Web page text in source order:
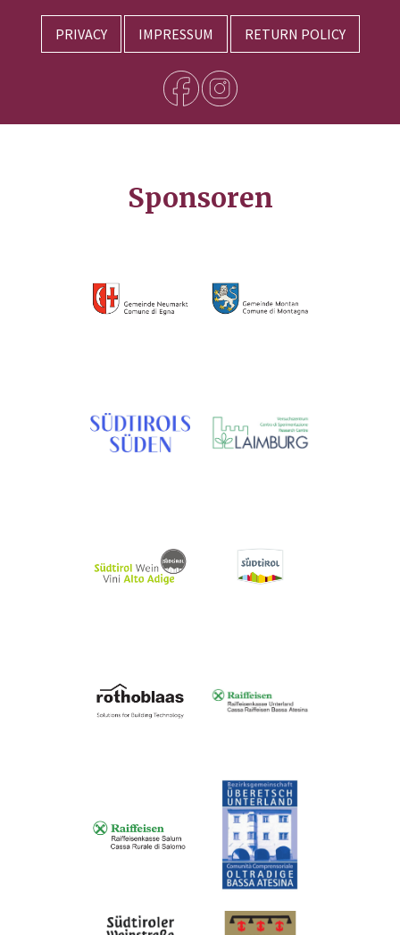
PRIVACY IMPRESSUM RETURN POLICY
Sponsoren